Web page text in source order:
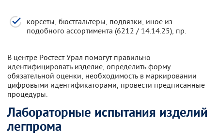
корсеты, бюстгальтеры, подвязки, иное из
подобного ассортимента (6212 / 14.14.25), пр.
В центре Ростест Урал помогут правильно
идентифицировать изделие, определить форму
обязательной оценки, необходимость в маркировании
цифровыми идентификаторами, провести предписанные
процедуры.
Лабораторные испытания изделий
легпрома